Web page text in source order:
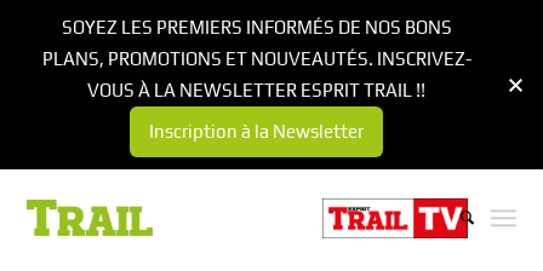
SOYEZ LES PREMIERS INFORMÉS DE NOS BONS
PLANS, PROMOTIONS ET NOUVEAUTÉS. INSCRIVEZ-
VOUS À LA NEWSLETTER ESPRIT TRAIL !!
Inscription à la Newsletter